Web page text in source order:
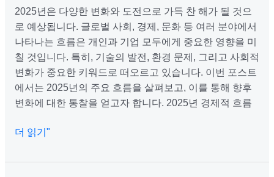
2025년은 다양한 변화와 도전으로 가득 찬 해가 될 것으
로 예상됩니다. 글로벌 사회, 경제, 문화 등 여러 분야에서
나타나는 흐름은 개인과 기업 모두에게 중요한 영향을 미
칠 것입니다. 특히, 기술의 발전, 환경 문제, 그리고 사회적
변화가 중요한 키워드로 떠오르고 있습니다. 이번 포스트
에서는 2025년의 주요 흐름을 살펴보고, 이를 통해 향후
변화에 대한 통찰을 얻고자 합니다. 2025년 경제적 흐름
흐
름
은
어
떨
까?
더 읽기"